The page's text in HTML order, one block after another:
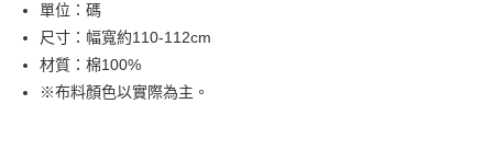
街口支付
Google Pay
AFTEE先享後付
單位：碼
尺寸：幅寬約110-112cm
材質：棉100%
※布料顏色以實際為主。